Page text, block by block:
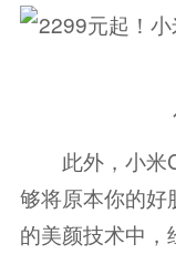
此外，小米
够将原本你的好
的美颜技术中